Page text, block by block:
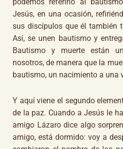
Jesús, en una ocasión,
sus discípulos que él también
Así, se unen bautismo y
Bautismo y muerte están
nosotros, de manera que la
bautismo, un nacimiento a una
Y aquí viene el segundo
de la paz. Cuando a Jesús le
amigo Lázaro dice algo
amigo, está dormido: voy a